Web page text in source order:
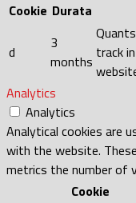
Cookie Durata
d
3
months track
Analytics
Analytics
Analytical cookies are
with the website.
metrics the number of
Cookie